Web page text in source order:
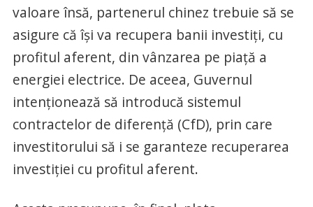
valoare însă, partenerul chinez trebuie să se
asigure că îşi va recupera banii investiţi, cu
profitul aferent, din vânzarea pe piaţă a
energiei electrice. De aceea, Guvernul
intenţionează să introducă sistemul
contractelor de diferenţă (CfD), prin care
investitorului să i se garanteze recuperarea
investiţiei cu profitul aferent.